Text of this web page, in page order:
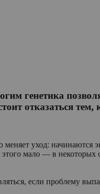
генетика
отказаться
уход:
мало — в некоторых
если проблему